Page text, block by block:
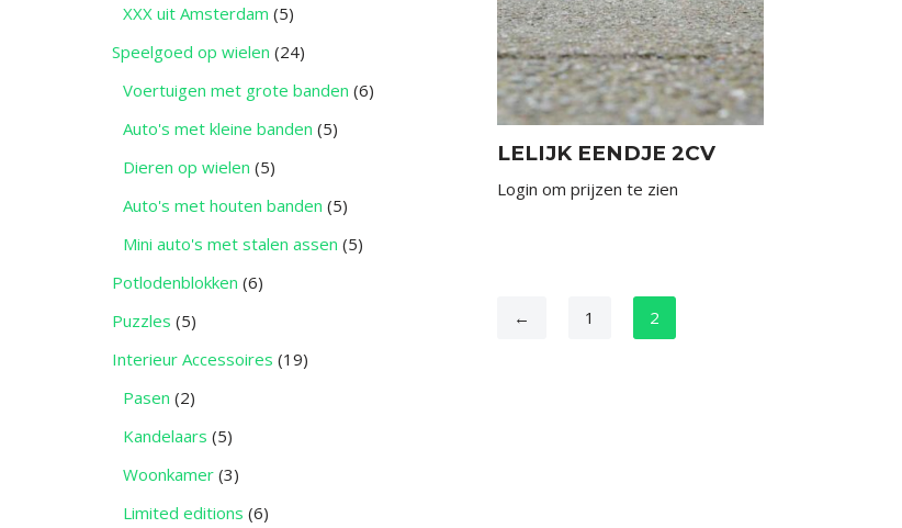
XXX uit Amsterdam (5)
Speelgoed op wielen (24)
Voertuigen met grote banden (6)
Auto's met kleine banden (5)
Dieren op wielen (5)
Auto's met houten banden (5)
Mini auto's met stalen assen (5)
Potlodenblokken (6)
Puzzles (5)
Interieur Accessoires (19)
Pasen (2)
Kandelaars (5)
Woonkamer (3)
Limited editions (6)
LELIJK EENDJE 2CV
Login om prijzen te zien
← 1 2